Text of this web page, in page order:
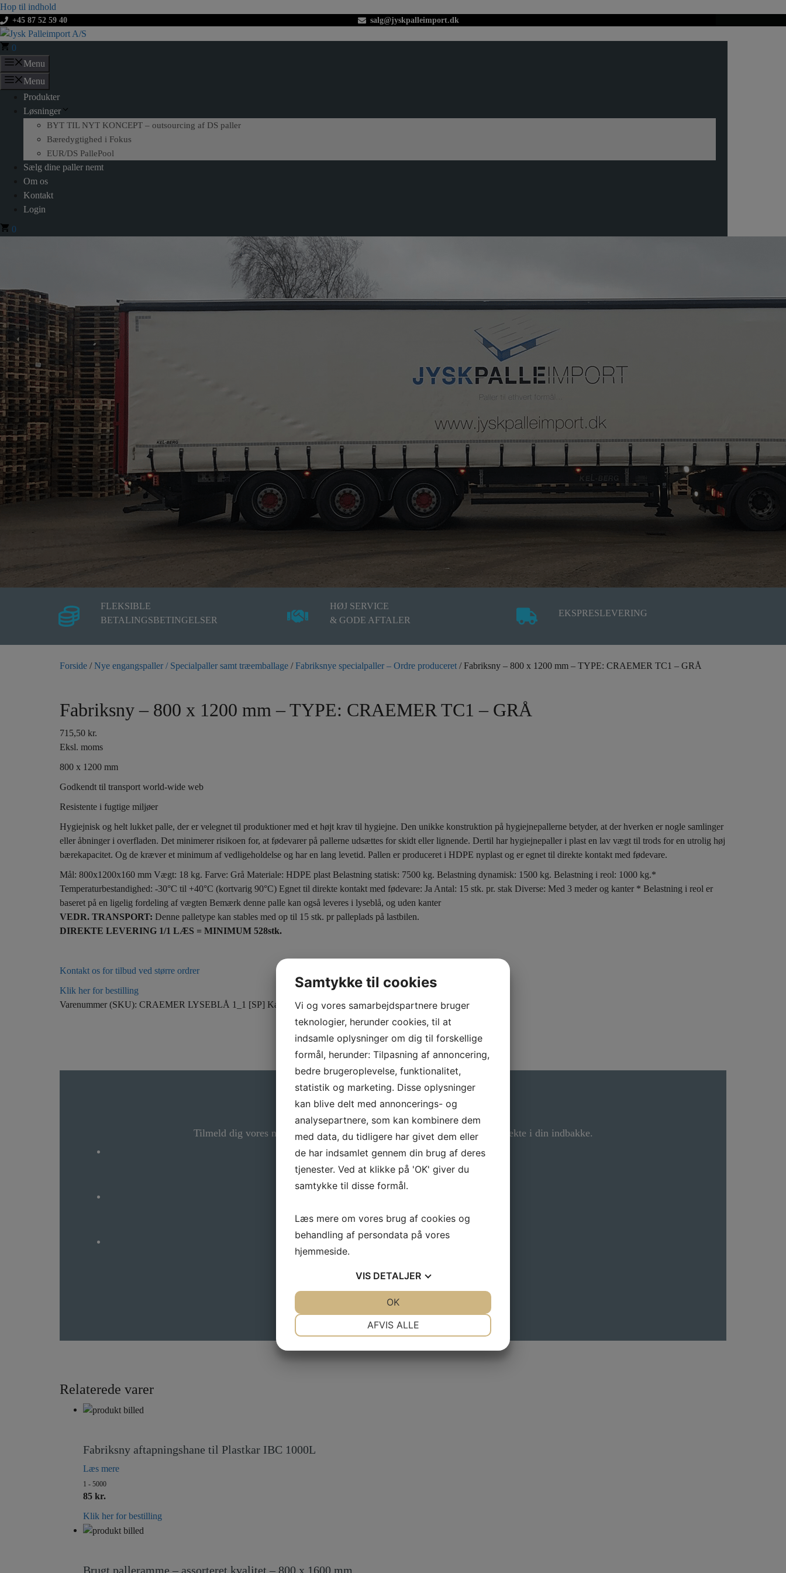
Hop til indhold
+45 87 52 59 40 salg@jyskpalleimport.dk
0
Menu
Menu
Produkter
Løsninger
BYT TIL NYT KONCEPT – outsourcing af DS paller
Bæredygtighed i Fokus
EUR/DS PallePool
Sælg dine paller nemt
Om os
Kontakt
Login
0
FLEKSIBLE
BETALINGSBETINGELSER
HØJ SERVICE
& GODE AFTALER
EKSPRESLEVERING
Forside /Nye engangspaller / Specialpaller samt træemballage /Fabriksnye specialpaller – Ordre produceret / Fabriksny – 800 x 1200 mm – TYPE: CRAEMER TC1 – GRÅ
Fabriksny – 800 x 1200 mm – TYPE: CRAEMER TC1 – GRÅ
715,50 kr.
Eksl. moms
800 x 1200 mm
Godkendt til transport world-wide web
Resistente i fugtige miljøer
Hygiejnisk og helt lukket palle, der er velegnet til produktioner med et højt krav til hygiejne. Den unikke konstruktion på hygiejnepallerne betyder, at der hverken er nogle samlinger
eller åbninger i overfladen. Det minimerer risikoen for, at fødevarer på pallerne udsættes for skidt eller lignende. Dertil har hygiejnepaller i plast en lav vægt til trods for en utrolig høj
bærekapacitet. Og de kræver et minimum af vedligeholdelse og har en lang levetid. Pallen er produceret i HDPE nyplast og er egnet til direkte kontakt med fødevare.
Mål: 800x1200x160 mm Vægt: 18 kg. Farve: Grå Materiale: HDPE plast Belastning statisk: 7500 kg. Belastning dynamisk: 1500 kg. Belastning i reol: 1000 kg.*
Temperaturbestandighed: -30°C til +40°C (kortvarig 90°C) Egnet til direkte kontakt med fødevare: Ja Antal: 15 stk. pr. stak Diverse: Med 3 meder og kanter * Belastning i reol er
baseret på en ligelig fordeling af vægten Bemærk denne palle kan også leveres i lyseblå, og uden kanter
VEDR. TRANSPORT: Denne palletype kan stables med op til 15 stk. pr palleplads på lastbilen.
DIREKTE LEVERING 1/1 LÆS = MINIMUM 528stk.
Kontakt os for tilbud ved større ordrer
Klik her for bestilling
Varenummer (SKU): CRAEMER LYSEBLÅ 1_1 [SP] Kategori: Fabriksnye specialpaller – Ordre produceret
Gå ikke glip af gode tilbud
Tilmeld dig vores nyhedsbrev, hvis du vil have nyheder og gode tilbud direkte i din indbakke.
Navn*
Email
Relaterede varer
Fabriksny aftapningshane til Plastkar IBC 1000L
Læs mere
1 - 5000
85 kr.
Klik her for bestilling
Brugt palleramme – assorteret kvalitet – 800 x 1600 mm
Samtykke til cookies
Vi og vores samarbejdspartnere bruger
teknologier, herunder cookies, til at
indsamle oplysninger om dig til forskellige
formål, herunder: Tilpasning af annoncering,
bedre brugeroplevelse, funktionalitet,
statistik og marketing. Disse oplysninger
kan blive delt med annoncerings- og
analysepartnere, som kan kombinere dem
med data, du tidligere har givet dem eller
de har indsamlet gennem din brug af deres
tjenester. Ved at klikke på 'OK' giver du
samtykke til disse formål.
Læs mere om vores brug af cookies og
behandling af persondata på vores
hjemmeside.
VIS DETALJER
AFVIS ALLE
OK